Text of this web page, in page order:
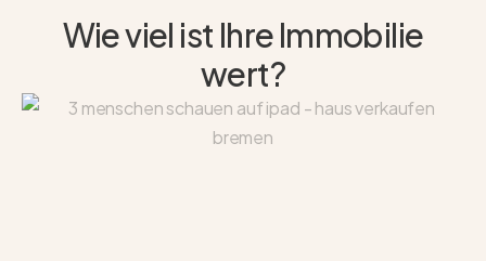
Wie viel ist Ihre Immobilie
wert?